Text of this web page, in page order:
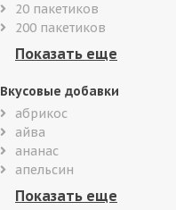
20 пакетиков
200 пакетиков
Вкусовые добавки
абрикос
айва
ананас
апельсин